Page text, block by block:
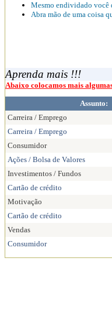
Mesmo endividado você
Abra mão de uma coisa
Aprenda mais !!!
Abaixo colocamos mais
Assunto:
Carreira / Emprego
Carreira / Emprego
Consumidor
Ações / Bolsa de Valores
Investimentos / Fundos
Cartão de crédito
Motivação
Cartão de crédito
Vendas
Consumidor